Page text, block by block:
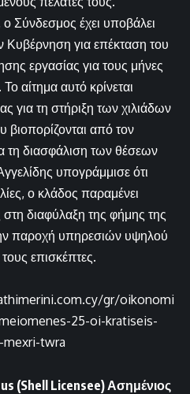
ο Σύνδεσμος έχει υποβάλει
Κυβέρνηση για επέκταση του
εργασίας για τους μήνες
αίτημα αυτό κρίνεται
για τη στήριξη των χιλιάδων
βιοπορίζονται από τον
τη διασφάλιση των θέσεων
υπογράμμισε ότι
ο κλάδος παραμένει
διαφύλαξη της φήμης της
παροχή υπηρεσιών υψηλού
επισκέπτες.
gr/oikonomi
25-oi-kratiseis-
twra
(Shell Licensee) Ασημένιος